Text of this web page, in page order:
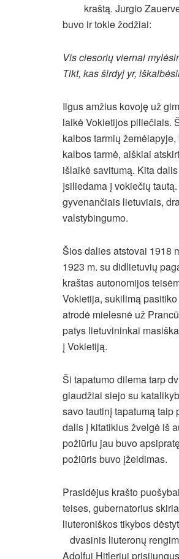
kraštą. Jurgio
buvo ir tokie žodžiai:
Vis ciesorių viernai
Tikt, kas širdyj yr,
Ilgus amžius kovoję už
laikė Vokietijos piliečiais.
kalbos tarmių
kalbos tarmė, aiškiai
išlaikė savitumą. Kita
įsiliedama į vokiečių
gyvenančiais lietuviais,
valstybingumo.
Šios dalies atstovai 1918
1923 m. su didlietuvių
kraštas autonomijos
Vokietija, sukilimą
atrodė mielesnė už
patys lietuvininkai
į Vokietiją.
Ši tapatumo dilema tarp
glaudžiai siejo su
savo tautinį tapatumą
dalis į kitatikius žvelgė iš
požiūriu jau buvo
požiūris buvo įžeidimas.
Prasidėjus krašto
teises, gubernatorius
liuteroniškos tikybos
dvasinis liuteronų
Adolfui Hitleriui